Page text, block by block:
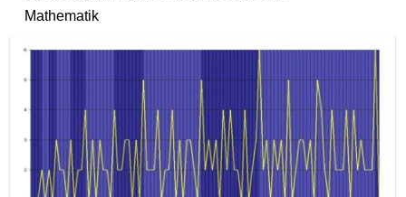
Mathematik